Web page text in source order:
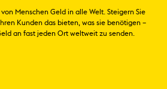
Menschen Geld in alle Welt. Steigern Sie
Kunden das bieten, was sie benötigen –
an fast jeden Ort weltweit zu senden.